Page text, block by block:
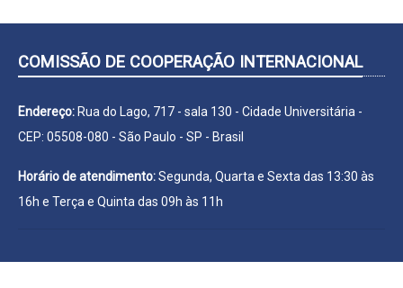
COMISSÃO DE COOPERAÇÃO INTERNACIONAL
Endereço: Rua do Lago, 717 - sala 130 - Cidade Universitária -
CEP: 05508-080 - São Paulo - SP - Brasil
Horário de atendimento:Segunda, Quarta e Sexta das 13:30 às
16h e Terça e Quinta das 09h às 11h